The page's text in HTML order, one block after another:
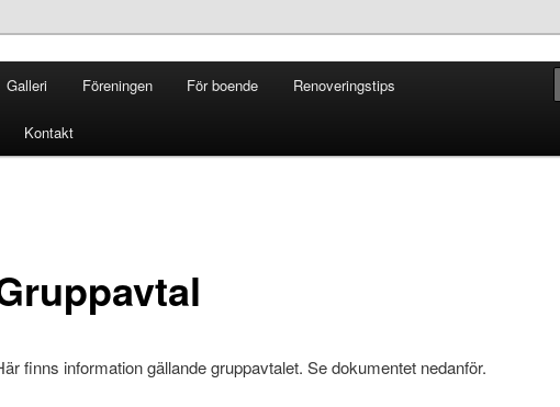
Grannporten i Skogås
Galleri Föreningen För boende Renoveringstips
Kontakt
finns information gällande gruppavtalet. Se dokumentet nedanför.